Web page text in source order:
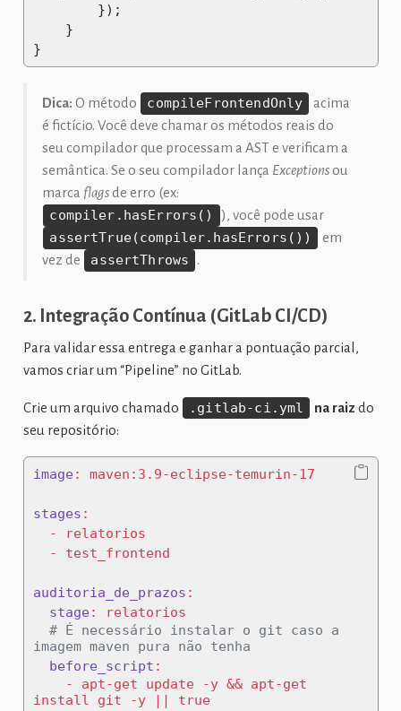
});
}
}
Dica: O método compileFrontendOnly
acima
é fictício. Você deve chamar os métodos reais do
seu compilador que processam a AST e verificam a
semântica. Se o seu compilador lança Exceptionsou
marca flagsde erro (ex:
compiler.hasErrors() ), você pode usar
assertTrue(compiler.hasErrors())
em
vez de
assertThrows .
2. Integração Contínua (GitLab CI/CD)
Para validar essa entrega e ganhar a pontuação parcial,
vamos criar um “Pipeline” no GitLab.
Crie um arquivo chamado .gitlab-ci.yml na raiz do
seu repositório:
image : maven:3.9-eclipse-temurin-17
stages :
- relatorios
- test_frontend
auditoria_de_prazos :
stage :
relatorios
imagem maven pura não tenha
before_script :
- apt-get update -y && apt-get
install git -y || true